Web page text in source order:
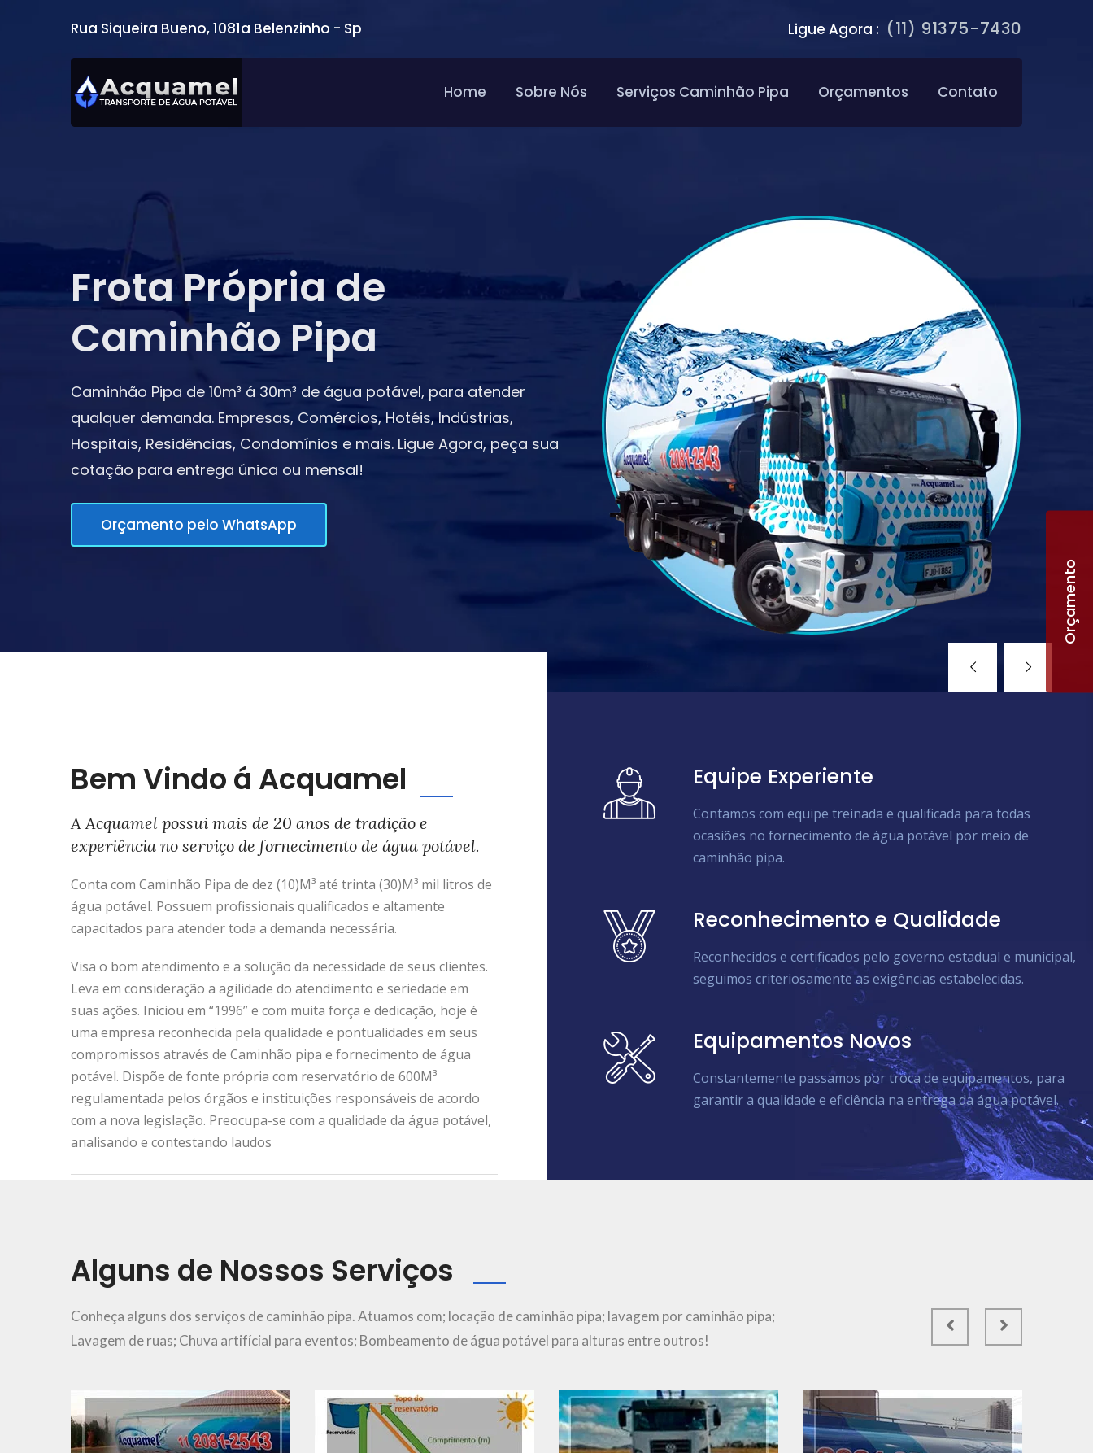
Rua Siqueira Bueno, 1081a Belenzinho - Sp Ligue Agora : (11) 91375-7430
Home Sobre Nós Serviços Caminhão Pipa Orçamentos Contato
Orçamento
Frota Própria de
Caminhão Pipa
Caminhão Pipa de 10m³ á 30m³ de água potável, para atender
qualquer demanda. Empresas, Comércios, Hotéis, Indústrias,
Hospitais, Residências, Condomínios e mais. Ligue Agora, peça sua
cotação para entrega única ou mensal!
Orçamento pelo WhatsApp
Bem Vindo á Acquamel
A Acquamel possui mais de 20 anos de tradição e
experiência no serviço de fornecimento de água potável.
Conta com Caminhão Pipa de dez (10)M³ até trinta (30)M³ mil litros de
água potável. Possuem profissionais qualificados e altamente
capacitados para atender toda a demanda necessária.
Visa o bom atendimento e a solução da necessidade de seus clientes.
Leva em consideração a agilidade do atendimento e seriedade em
suas ações. Iniciou em “1996” e com muita força e dedicação, hoje é
uma empresa reconhecida pela qualidade e pontualidades em seus
compromissos através de Caminhão pipa e fornecimento de água
potável. Dispõe de fonte própria com reservatório de 600M³
regulamentada pelos órgãos e instituições responsáveis de acordo
com a nova legislação. Preocupa-se com a qualidade da água potável,
analisando e contestando laudos
11 2081-2543
Equipe Experiente
Contamos com equipe treinada e qualificada para todas
ocasiões no fornecimento de água potável por meio de
caminhão pipa.
Reconhecimento e Qualidade
Reconhecidos e certificados pelo governo estadual e municipal,
seguimos criteriosamente as exigências estabelecidas.
Equipamentos Novos
Constantemente passamos por troca de equipamentos, para
garantir a qualidade e eficiência na entrega da água potável.
Alguns de Nossos Serviços
Conheça alguns dos serviços de caminhão pipa. Atuamos com; locação de caminhão pipa; lavagem por caminhão pipa;
Lavagem de ruas; Chuva artifícial para eventos; Bombeamento de água potável para alturas entre outros!
Ver Mais.. Ver Mais..